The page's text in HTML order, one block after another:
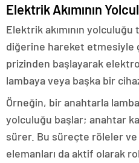
Elektrik Akımının
Elektrik akımının
diğerine hareket etmesiyle
prizinden başlayarak
lambaya veya başka bir
Örneğin, bir anahtarla
yolculuğu başlar; anahtar
sürer. Bu süreçte röleler
elemanları da aktif olarak